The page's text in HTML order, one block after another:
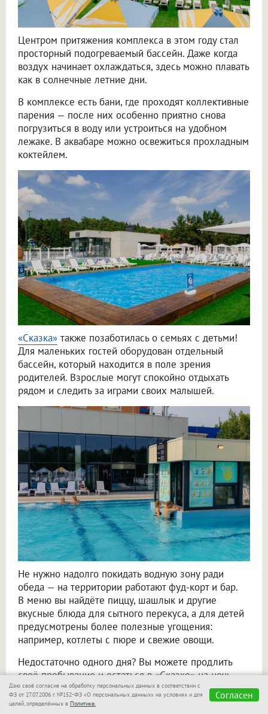
Центром притяжения комплекса в этом году стал
просторный подогреваемый бассейн. Даже когда
воздух начинает охлаждаться, здесь можно плавать
как в солнечные летние дни.
В комплексе есть бани, где проходят коллективные
парения — после них особенно приятно снова
погрузиться в воду или устроиться на удобном
лежаке. В аквабаре можно освежиться прохладным
коктейлем.
«Сказка» также позаботилась о семьях с детьми!
Для маленьких гостей оборудован отдельный
бассейн, который находится в поле зрения
родителей. Взрослые могут спокойно отдыхать
рядом и следить за играми своих малышей.
Не нужно надолго покидать водную зону ради
обеда — на территории работают фуд-корт и бар.
В меню вы найдёте пиццу, шашлык и другие
вкусные блюда для сытного перекуса, а для детей
предусмотрены более полезные угощения:
например, котлеты с пюре и свежие овощи.
Недостаточно одного дня? Вы можете продлить
своё пребывание и остаться в «Сказке» на ночь
или даже на несколько дней. Здесь предлагают
номера разных категорий: компании друзей
Даю своё согласие на обработку персональных данных в соответствии с
ФЗ от 27.07.2006 г. №152-ФЗ «О персональных данных» на условиях и для
целей, определённых в Политике.
Согласен